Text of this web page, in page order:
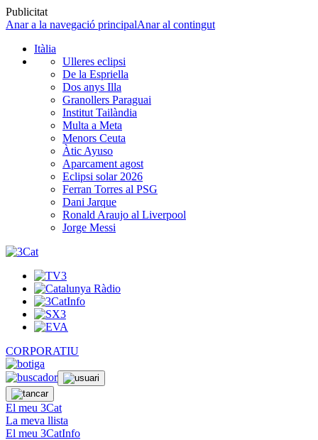
Publicitat
Anar a la navegació principalAnar al contingut
Itàlia
Ulleres eclipsi
De la Espriella
Dos anys Illa
Granollers Paraguai
Institut Tailàndia
Multa a Meta
Menors Ceuta
Àtic Ayuso
Aparcament agost
Eclipsi solar 2026
Ferran Torres al PSG
Dani Jarque
Ronald Araujo al Liverpool
Jorge Messi
CORPORATIU
El meu 3Cat
La meva llista
El meu 3CatInfo